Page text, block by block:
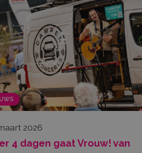
2026
4 dagen gaat Vrouw! van